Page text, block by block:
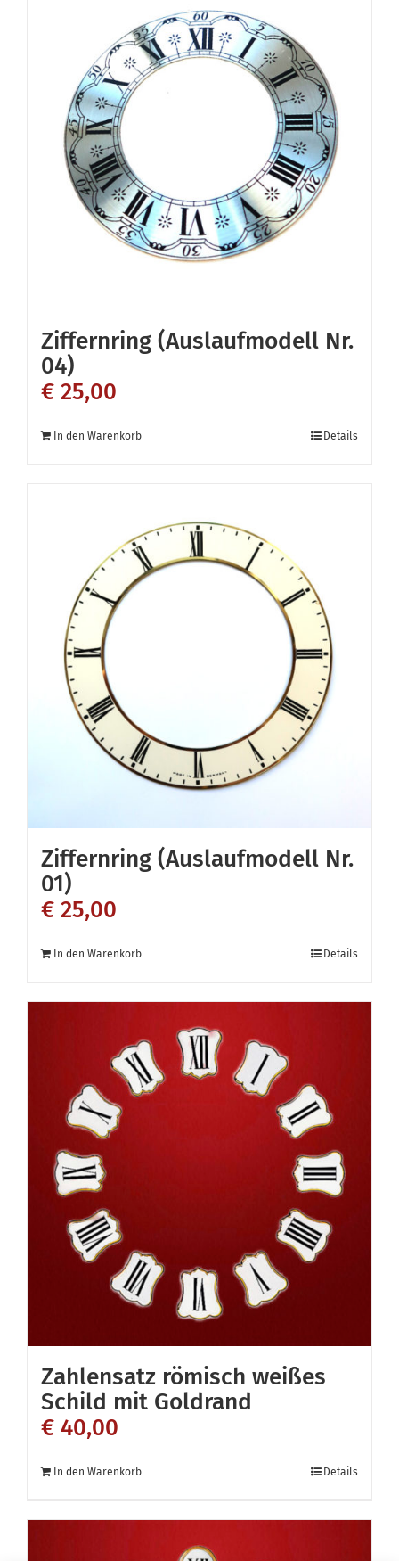
Ziffernring (Auslaufmodell Nr.
04)
€ 25,00
In den Warenkorb Details
Ziffernring (Auslaufmodell Nr.
01)
€ 25,00
In den Warenkorb Details
Zahlensatz römisch weißes
Schild mit Goldrand
€ 40,00
In den Warenkorb Details